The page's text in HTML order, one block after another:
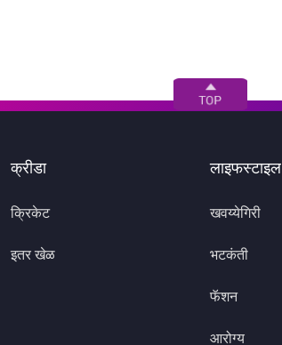
क्रीडा
क्रिकेट
इतर खेळ
लाइफस्टाइल
खवय्येगिरी
भटकंती
फॅशन
आरोग्य